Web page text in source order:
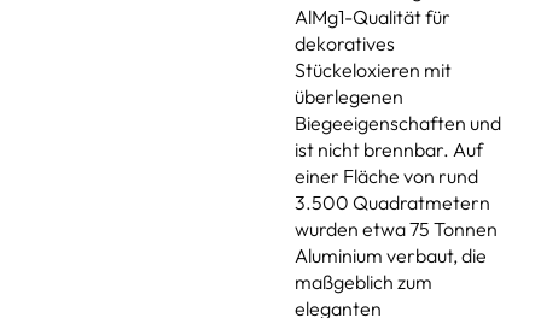
AlMg1-Qualität für
dekoratives
Stückeloxieren mit
überlegenen
Biegeeigenschaften und
ist nicht brennbar. Auf
einer Fläche von rund
3.500 Quadratmetern
wurden etwa 75 Tonnen
Aluminium verbaut, die
maßgeblich zum
eleganten